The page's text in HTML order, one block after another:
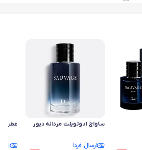
ساواج ادوتویلت مردانه دیور
ارسال فردا
عطر